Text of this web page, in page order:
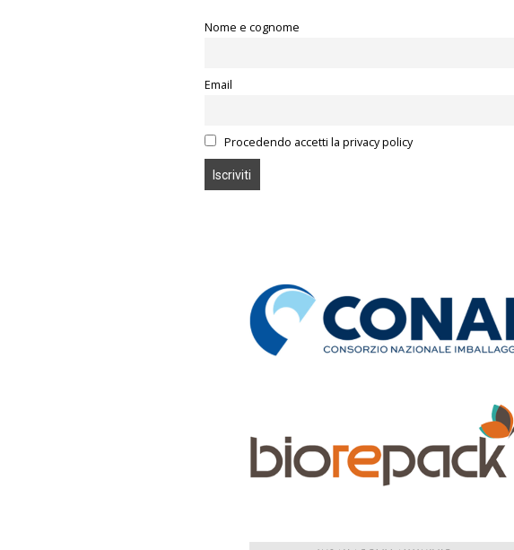
Nome e cognome
Email
Procedendo accetti la privacy policy